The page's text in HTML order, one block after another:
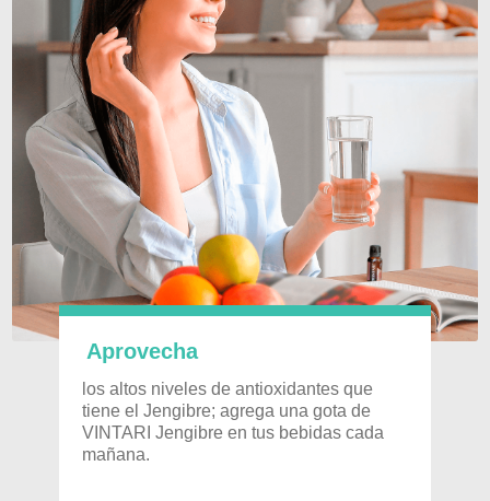
Aprovecha
los altos niveles de antioxidantes que
tiene el Jengibre; agrega una gota de
VINTARI Jengibre en tus bebidas cada
mañana.